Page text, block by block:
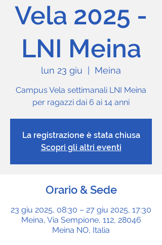
Vela 2025 -
LNI Meina
lun 23 giu Meina
Campus Vela settimanali LNI Meina
per ragazzi dai 6 ai 14 anni
La registrazione è stata chiusa
Scopri gli altri eventi
Orario & Sede
23 giu 2025, 08:30 – 27 giu 2025, 17:30
Meina, Via Sempione, 112, 28046
Meina NO, Italia